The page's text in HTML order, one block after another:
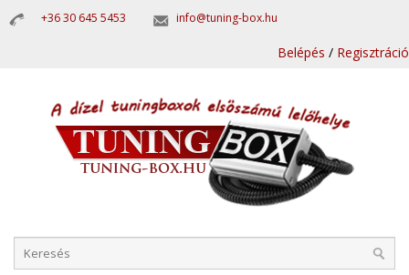
+36 30 645 5453 info@tuning-box.hu
Belépés / Regisztráció